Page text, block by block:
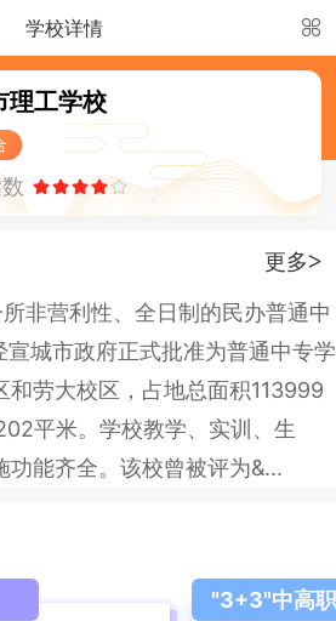
学校详情
理工学校
更多>
非营利性、全日制的民办普通中
城市政府正式批准为普通中专学
和劳大校区，占地总面积113999
平米。学校教学、实训、生
功能齐全。该校曾被评为&...
"3+3"中高